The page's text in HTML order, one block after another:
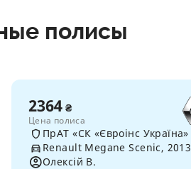
полисы
2364 ₴
Цена полиса
ПрАТ «СК «Євроінс Україна»
Renault Megane Scenic, 2013
Олексій В.